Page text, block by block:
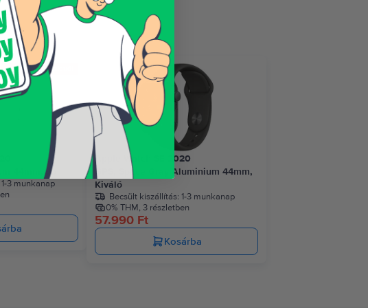
Az utolsó a készletről
44mm, Jó
1-3 munkanap
Apple Watch SE 2020
GPS, Space Gray Aluminium 44mm,
Kiváló
Becsült kiszállítás: 1-3 munkanap
0% THM, 3 részletben
57.990 Ft
Kosárba